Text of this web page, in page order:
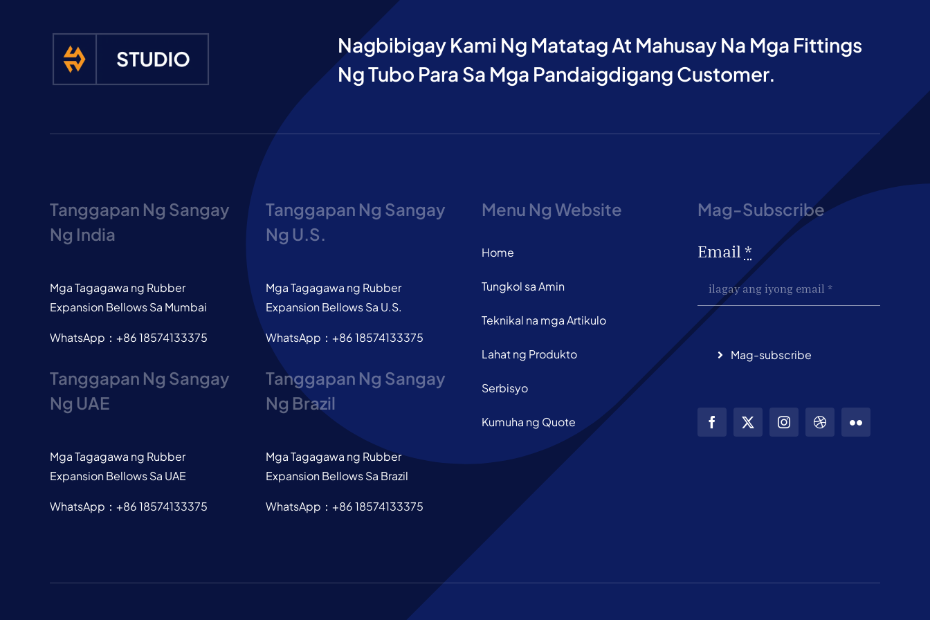
Nagbibigay Kami Ng Matatag At Mahusay Na Mga Fittings
Ng Tubo Para Sa Mga Pandaigdigang Customer.
Tanggapan Ng Sangay
Ng India
Mga Tagagawa ng Rubber
Expansion Bellows Sa Mumbai
WhatsApp：+86 18574133375
Tanggapan Ng Sangay
Ng UAE
Mga Tagagawa ng Rubber
Expansion Bellows Sa UAE
WhatsApp：+86 18574133375
Tanggapan Ng Sangay
Ng U.S.
Mga Tagagawa ng Rubber
Expansion Bellows Sa U.S.
WhatsApp：+86 18574133375
Tanggapan Ng Sangay
Ng Brazil
Mga Tagagawa ng Rubber
Expansion Bellows Sa Brazil
WhatsApp：+86 18574133375
Menu Ng Website
Home
Tungkol sa Amin
Teknikal na mga Artikulo
Lahat ng Produkto
Serbisyo
Kumuha ng Quote
Mag-Subscribe
Email *
Mag-subscribe